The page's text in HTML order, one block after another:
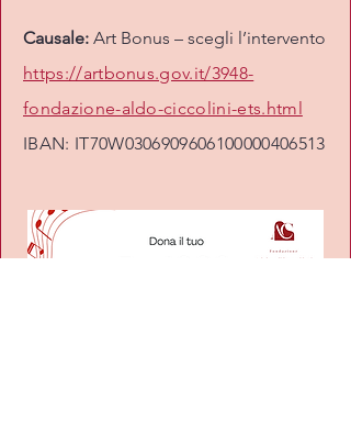
Causale: Art Bonus – scegli l’intervento
https://artbonus.gov.it/3948-
fondazione-aldo-ciccolini-ets.html
IBAN: IT70W0306909606100000406513